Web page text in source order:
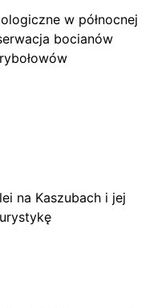
w północnej
bocianów
na Kaszubach i jej